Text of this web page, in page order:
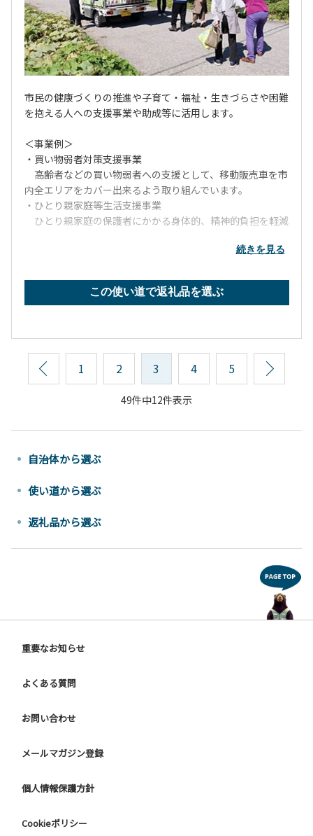
市民の健康づくりの推進や子育て・福祉・生きづらさや困難
を抱える人への支援事業や助成等に活用します。
＜事業例＞
・買い物弱者対策支援事業
高齢者などの買い物弱者への支援として、移動販売車を市
内全エリアをカバー出来るよう取り組んでいます。
・ひとり親家庭等生活支援事業
ひとり親家庭の保護者にかかる身体的、精神的負担を軽減
続きを見る
この使い道で返礼品を選ぶ
1 2 3 4 5
49件中12件表示
自治体から選ぶ
使い道から選ぶ
返礼品から選ぶ
重要なお知らせ
よくある質問
お問い合わせ
メールマガジン登録
個人情報保護方針
Cookieポリシー